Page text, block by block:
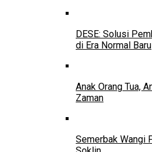
DESE: Solusi
di Era Normal Baru
Anak Orang Tua,
Zaman
Semerbak Wangi